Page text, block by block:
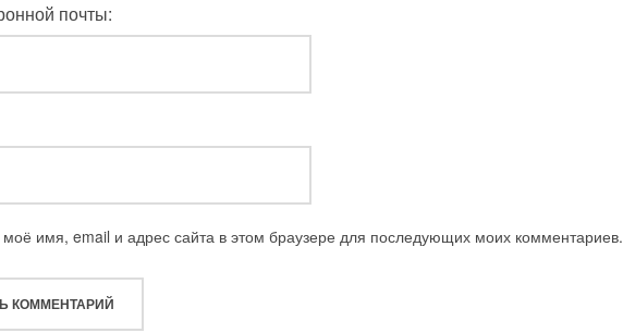
почты:
имя, email и адрес сайта в этом браузере для последующих моих комментариев.